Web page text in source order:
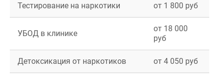
Тестирование на наркотики от 1 800 руб
УБОД в клинике
от 18 000
руб
Детоксикация от наркотиков от 4 050 руб